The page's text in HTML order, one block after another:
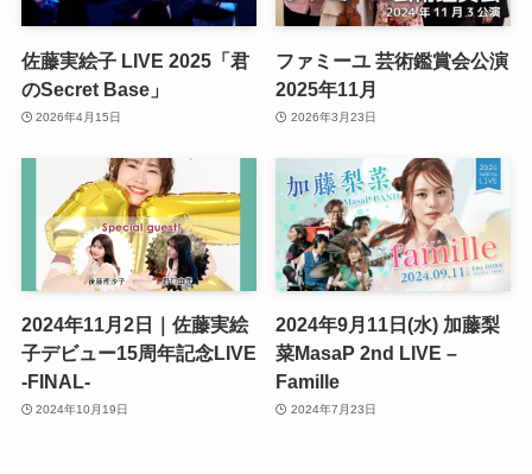
佐藤実絵子 LIVE 2025「君
のSecret Base」
2026年4月15日
ファミーユ 芸術鑑賞会公演
2025年11月
2026年3月23日
2024年11月2日｜佐藤実絵
子デビュー15周年記念LIVE
‐FINAL-
2024年10月19日
2024年9月11日(水) 加藤梨
菜MasaP 2nd LIVE –
Famille
2024年7月23日